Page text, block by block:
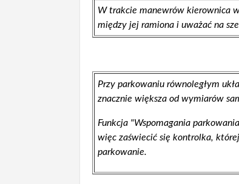
W trakcie manewrów kierownica
między jej ramiona i uważać na
Przy parkowaniu równoległym
znacznie większa od wymiarów
Funkcja "Wspomagania
więc zaświecić się kontrolka,
parkowanie.